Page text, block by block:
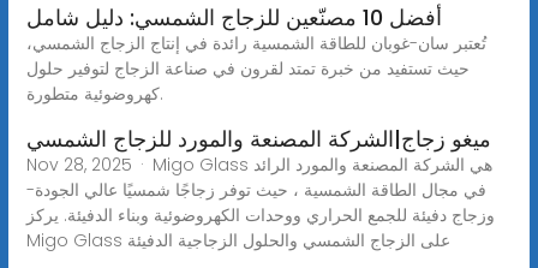
أفضل 10 مصنّعين للزجاج الشمسي: دليل شامل
تُعتبر سان-غوبان للطاقة الشمسية رائدة في إنتاج الزجاج الشمسي،
حيث تستفيد من خبرة تمتد لقرون في صناعة الزجاج لتوفير حلول
كهروضوئية متطورة.
ميغو زجاج|الشركة المصنعة والمورد للزجاج الشمسي
Nov 28, 2025 · Migo Glass هي الشركة المصنعة والمورد الرائد
في مجال الطاقة الشمسية ، حيث توفر زجاجًا شمسيًا عالي الجودة-
وزجاج دفيئة للجمع الحراري ووحدات الكهروضوئية وبناء الدفيئة. يركز
Migo Glass على الزجاج الشمسي والحلول الزجاجية الدفيئة